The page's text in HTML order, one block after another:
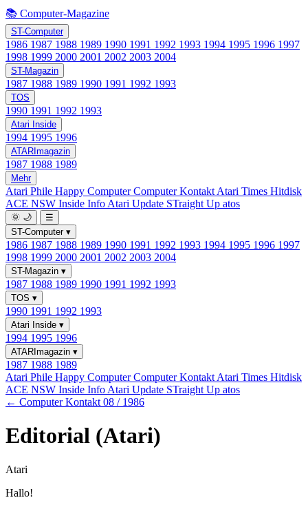
📚 Computer-Magazine
ST-Computer
1986 1987 1988 1989 1990 1991 1992 1993 1994 1995 1996 1997
1998 1999 2000 2001 2002 2003 2004
ST-Magazin
1987 1988 1989 1990 1991 1992 1993
TOS
1990 1991 1992 1993
Atari Inside
1994 1995 1996
ATARImagazin
1987 1988 1989
Mehr
Atari Phile Happy ComputerComputer Kontakt Atari Times Hitdisk
ACE NSW Inside Info Atari Update STraight Up atos
🌞 🌙
☰
ST-Computer ▾
1986 1987 1988 1989 1990 1991 1992 1993 1994 1995 1996 1997
1998 1999 2000 2001 2002 2003 2004
ST-Magazin ▾
1987 1988 1989 1990 1991 1992 1993
TOS ▾
1990 1991 1992 1993
Atari Inside ▾
1994 1995 1996
ATARImagazin ▾
1987 1988 1989
Atari Phile Happy ComputerComputer Kontakt Atari Times Hitdisk
ACE NSW Inside Info Atari Update STraight Up atos
← Computer Kontakt 08 / 1986
Editorial (Atari)
Atari
Hallo!